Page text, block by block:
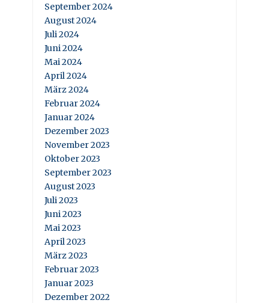
September 2024
August 2024
Juli 2024
Juni 2024
Mai 2024
April 2024
März 2024
Februar 2024
Januar 2024
Dezember 2023
November 2023
Oktober 2023
September 2023
August 2023
Juli 2023
Juni 2023
Mai 2023
April 2023
März 2023
Februar 2023
Januar 2023
Dezember 2022